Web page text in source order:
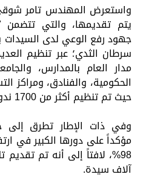
واستعرض المهندس تامر
يتم تقديمها، والتي تتضمن
جهود رفع الوعي لدى
سرطان الثدي؛ عبر تنظيم
مدار العام بالمدارس،
الحكومية، والفنادق، ومراكز
حيث تم تنظيم أكثر من 1700 ندوة لحوالي 65 ألف سيدة.
وفي ذات الإطار تطرق إلى
مؤكداً على دورها الكبير في
آلاف سيدة.